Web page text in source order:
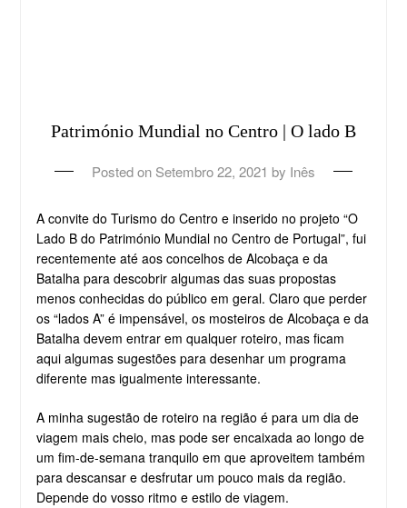
Património Mundial no Centro | O lado B
Posted on Setembro 22, 2021 by Inês
A convite do Turismo do Centro e inserido no projeto “O
Lado B do Património Mundial no Centro de Portugal”, fui
recentemente até aos concelhos de Alcobaça e da
Batalha para descobrir algumas das suas propostas
menos conhecidas do público em geral. Claro que perder
os “lados A” é impensável, os mosteiros de Alcobaça e da
Batalha devem entrar em qualquer roteiro, mas ficam
aqui algumas sugestões para desenhar um programa
diferente mas igualmente interessante.
A minha sugestão de roteiro na região é para um dia de
viagem mais cheio, mas pode ser encaixada ao longo de
um fim-de-semana tranquilo em que aproveitem também
para descansar e desfrutar um pouco mais da região.
Depende do vosso ritmo e estilo de viagem.